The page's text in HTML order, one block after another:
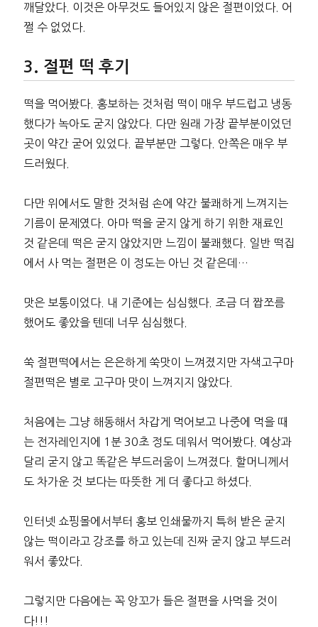
깨달았다. 이것은 아무것도 들어있지 않은 절편이었다. 어
쩔 수 없었다.
절편 떡 후기
떡을 먹어봤다. 홍보하는 것처럼 떡이 매우 부드럽고 냉동
했다가 녹아도 굳지 않았다. 다만 원래 가장 끝부분이었던
곳이 약간 굳어 있었다. 끝부분만 그렇다. 안쪽은 매우 부
드러웠다.
다만 위에서도 말한 것처럼 손에 약간 불쾌하게 느껴지는
기름이 문제였다. 아마 떡을 굳지 않게 하기 위한 재료인
것 같은데 떡은 굳지 않았지만 느낌이 불쾌했다. 일반 떡집
에서 사 먹는 절편은 이 정도는 아닌 것 같은데…
맛은 보통이었다. 내 기준에는 심심했다. 조금 더 짭쪼름
했어도 좋았을 텐데 너무 심심했다.
쑥 절편떡에서는 은은하게 쑥맛이 느껴졌지만 자색고구마
절편떡은 별로 고구마 맛이 느껴지지 않았다.
처음에는 그냥 해동해서 차갑게 먹어보고 나중에 먹을 때
는 전자레인지에 1분 30초 정도 데워서 먹어봤다. 예상과
달리 굳지 않고 똑같은 부드러움이 느껴졌다. 할머니께서
도 차가운 것 보다는 따뜻한 게 더 좋다고 하셨다.
인터넷 쇼핑몰에서부터 홍보 인쇄물까지 특허 받은 굳지
않는 떡이라고 강조를 하고 있는데 진짜 굳지 않고 부드러
워서 좋았다.
그렇지만 다음에는 꼭 앙꼬가 들은 절편을 사먹을 것이
다!!!